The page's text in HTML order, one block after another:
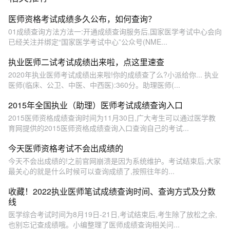
医师资格考试成绩多久公布，如何查询？
01成绩查询方法方法一:开通成绩查询服务后,国家医学考试中心会向
已经关注并绑定“国家医学考试中心”公众号(NME...
执业医师二试考试成绩出来啦，点这里速查
2020年执业医师考试成绩出来啦!你的成绩查了么?小派给你... 执业
医师(临床、公卫、中医、中西医):360分。助理医师(...
2015年全国执业（助理）医师考试成绩查询入口
2015医师资格成绩查询时间为11月30日,广大考生可以通过医学教
育网提供的2015医师资格成绩查询入口查询自己的考试...
今天医师资格考试不会出成绩的
今天不会出成绩的!之前官网崩溃是因为系统维护。考试结束后,大家
最关心的就是什么时候可以查询成绩了,按照往年的...
收藏！2022执业医师笔试成绩查询时间、查询方式及分数
线
医学综合考试时间为8月19日-21日,考试结束后,考生除了放松之余,
也别忘记查成绩哦。小编整理了医师成绩查询相关问...